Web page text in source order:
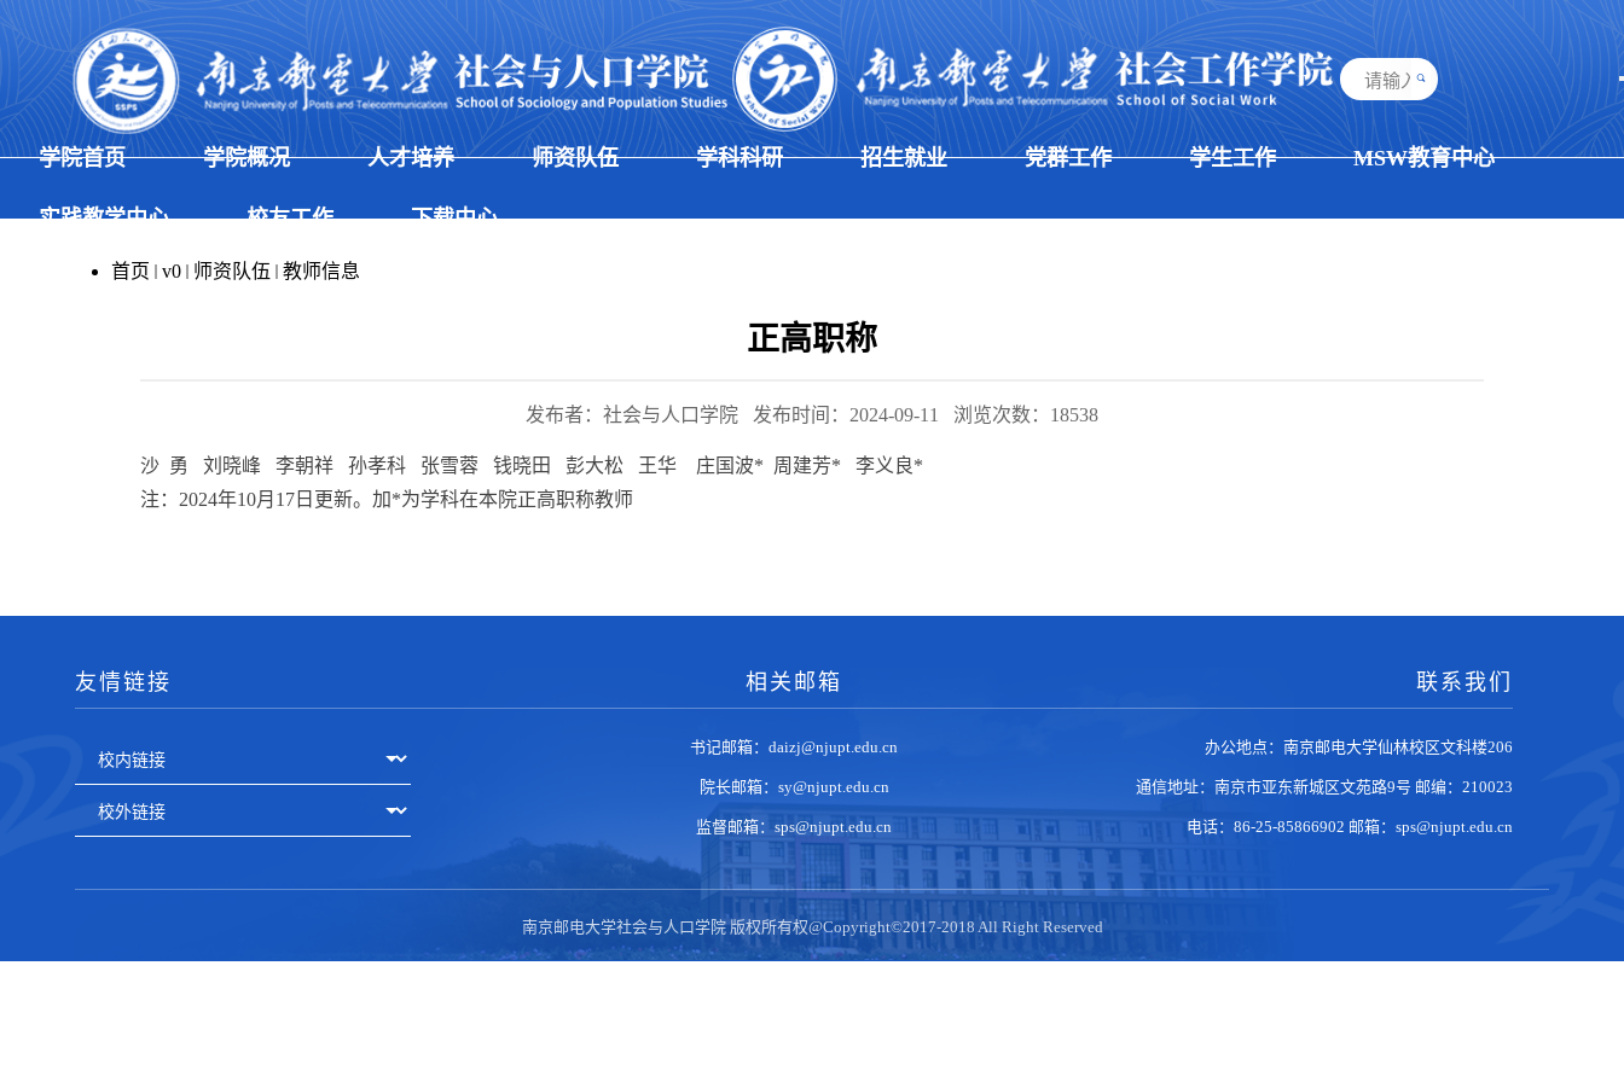
学院首页 学院概况 人才培养 师资队伍 学科科研 招生就业 党群工作 学生工作 MSW教育中心
实践教学中心 校友工作 下载中心
首页 v0 师资队伍 教师信息
正高职称
发布者：社会与人口学院 发布时间：2024-09-11 浏览次数： 18538
沙 勇 刘晓峰 李朝祥 孙孝科 张雪蓉 钱晓田 彭大松 王华 庄国波* 周建芳*
李义良*
注：2024年10月17日更新。加*为学科在本院正高职称教师
友情链接 相关邮箱
书记邮箱：daizj@njupt.edu.cn
院长邮箱：sy@njupt.edu.cn
监督邮箱：sps@njupt.edu.cn
联系我们
办公地点：南京邮电大学仙林校区文科楼206
通信地址：南京市亚东新城区文苑路9号 邮编：210023
电话：86-25-85866902 邮箱：sps@njupt.edu.cn
南京邮电大学社会与人口学院 版权所有权@Copyright©2017-2018 All Right Reserved